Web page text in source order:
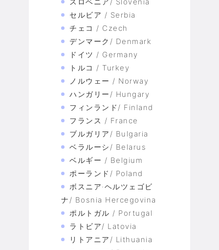
セルビア / Serbia
チェコ / Czech
デンマーク/ Denmark
ドイツ / Germany
トルコ / Turkey
ノルウェー / Norway
ハンガリー/ Hungary
フィンランド/ Finland
フランス / France
ブルガリア/ Bulgaria
ベラルーシ/ Belarus
ベルギー / Belgium
ポーランド/ Poland
ボスニア·ヘルツェゴビ
ナ/ Bosnia Hercegovina
ポルトガル / Portugal
ラトビア/ Latovia
リトアニア/ Lithuania